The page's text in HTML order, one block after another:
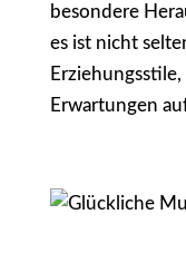
besondere
es ist nicht
Erwartungen